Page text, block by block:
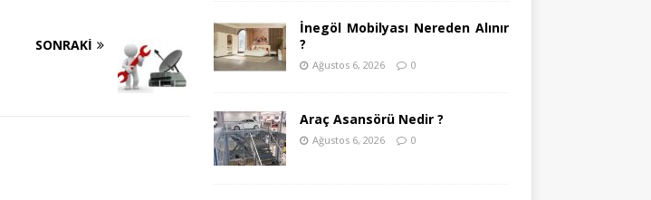
SONRAKI
İnegöl Mobilyası Nereden Alınır
?
Ağustos 6, 2026 0
Araç Asansörü Nedir ?
Ağustos 6, 2026 0